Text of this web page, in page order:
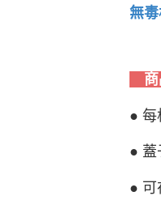
無
商
● 每
● 蓋
● 可